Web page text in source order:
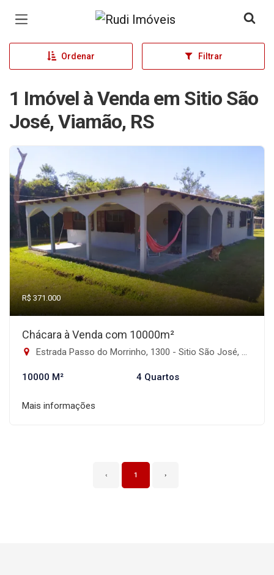
Página inicial
Ordenar Filtrar
1 Imóvel à Venda em Sitio São
José, Viamão, RS
R$ 371.000
Chácara à Venda com 10000m²
Estrada Passo do Morrinho, 1300 - Sitio São José, Viamão-RS
10000 M² 4 Quartos
Mais informações
‹ 1 ›